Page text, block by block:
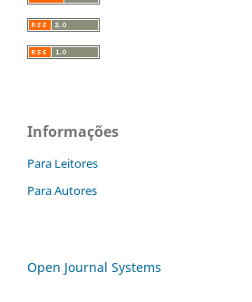
Informações
Para Leitores
Para Autores
Open Journal Systems